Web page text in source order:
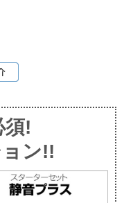
須!
ン!!